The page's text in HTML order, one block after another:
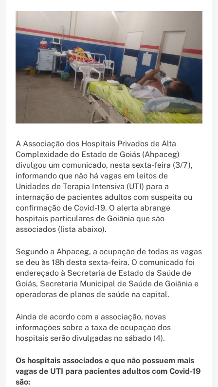
A Associação dos Hospitais Privados de Alta
Complexidade do Estado de Goiás (Ahpaceg)
divulgou um comunicado, nesta sexta-feira (3/7),
informando que não há vagas em leitos de
Unidades de Terapia Intensiva (UTI) para a
internação de pacientes adultos com suspeita ou
confirmação de Covid-19. O alerta abrange
hospitais particulares de Goiânia que são
associados (lista abaixo).
Segundo a Ahpaceg, a ocupação de todas as vagas
se deu às 18h desta sexta-feira. O comunicado foi
endereçado à Secretaria de Estado da Saúde de
Goiás, Secretaria Municipal de Saúde de Goiânia e
operadoras de planos de saúde na capital.
Ainda de acordo com a associação, novas
informações sobre a taxa de ocupação dos
hospitais serão divulgadas no sábado (4).
Os hospitais associados e que não possuem mais
vagas de UTI para pacientes adultos com Covid-19
são: